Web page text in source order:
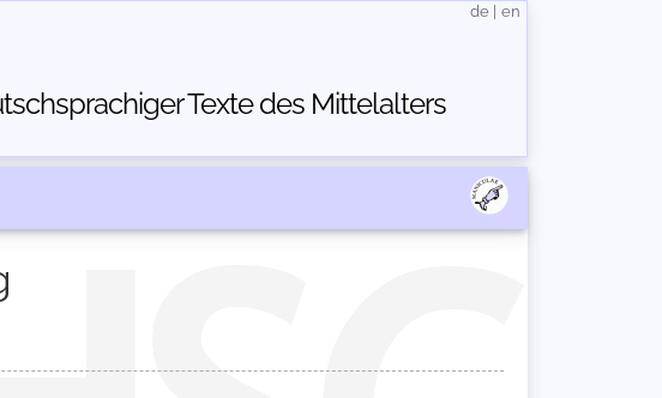
Texte des Mittelalters
de en